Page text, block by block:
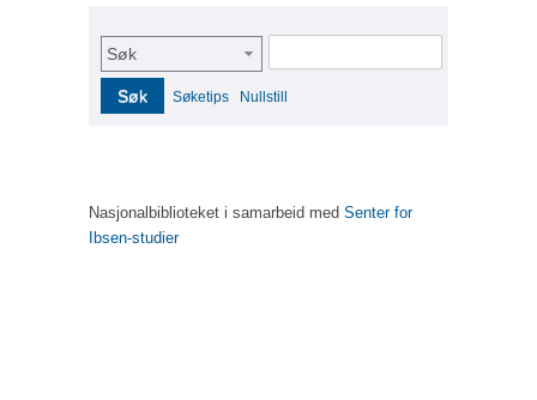
Søk
Søk Søketips Nullstill
Nasjonalbiblioteket i samarbeid med Senter for
Ibsen-studier